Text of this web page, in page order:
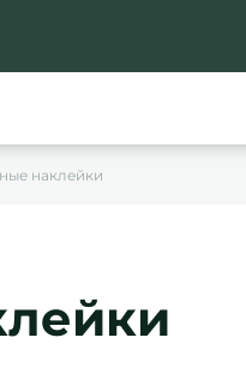
наклейки